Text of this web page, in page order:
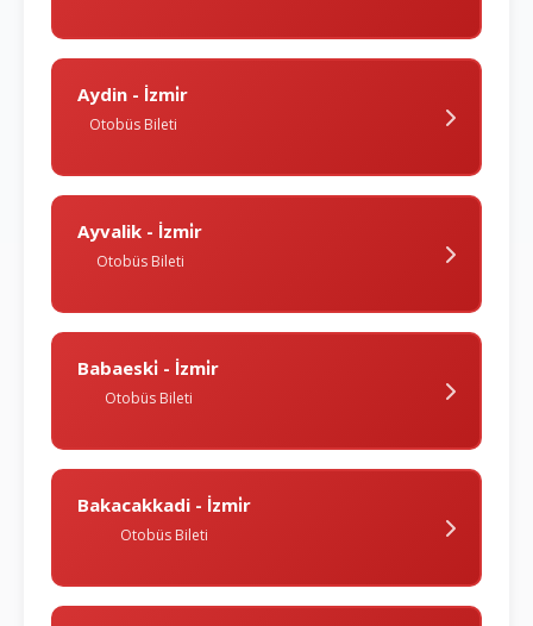
Aydin - İzmi̇r
Otobüs Bileti
Ayvalik - İzmi̇r
Otobüs Bileti
Babaeski̇ - İzmi̇r
Otobüs Bileti
Bakacakkadi - İzmi̇r
Otobüs Bileti